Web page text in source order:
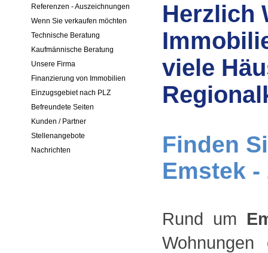
Referenzen - Auszeichnungen
Wenn Sie verkaufen möchten
Technische Beratung
Kaufmännische Beratung
Unsere Firma
Finanzierung von Immobilien
Einzugsgebiet nach PLZ
Befreundete Seiten
Kunden / Partner
Stellenangebote
Nachrichten
Herzlich
viele
Finden
Emstek
Rund um